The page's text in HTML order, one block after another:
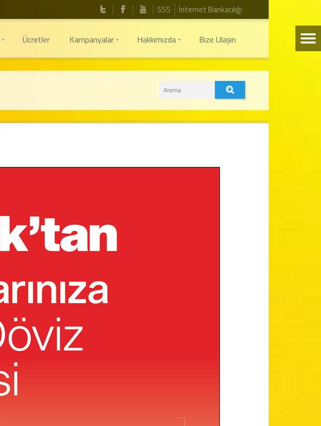
SSS İnternet Bankacılığı
Ücretler Kampanyalar Hakkımızda Bize Ulaşın